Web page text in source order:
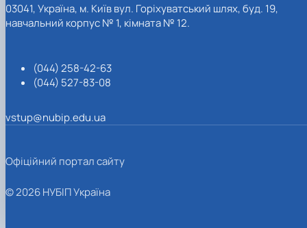
03041, Україна, м. Київ вул. Горіхуватський шлях, буд. 19,
навчальний корпус № 1, кімната № 12.
(044) 258-42-63
(044) 527-83-08
vstup@nubip.edu.ua
Офіційний портал сайту
© 2026 НУБІП Україна